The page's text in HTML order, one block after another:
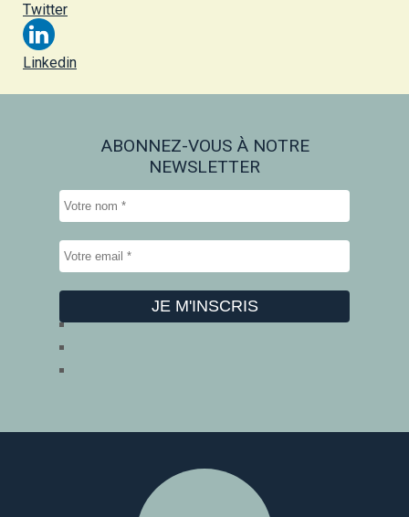
Twitter
Linkedin
ABONNEZ-VOUS À NOTRE
NEWSLETTER